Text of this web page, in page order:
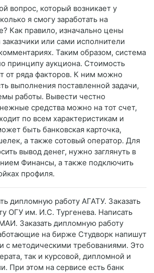
вопрос, который возникает у
я смогу заработать на
Как правило, изначально цены
или сами исполнители
Таким образом, система
принципу аукциона. Стоимость
от ряда факторов. К ним можно
выполнения поставленной задачи,
работы. Вывести честно
средства можно на тот счет,
по всем характеристикам и
быть банковская карточка,
а также сотовый оператор. Для
вывод денег, нужно заглянуть в
Финансы, а также подключить
профиля.
дипломную работу АГАТУ. Заказать
ОГУ им. И.С. Тургенева. Написать
Заказать дипломную работу
на бирже Студворк напишут
с методическими требованиями. Это
так и курсовой, дипломной и
При этом на сервисе есть банк